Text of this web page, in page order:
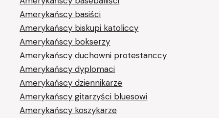
Amerykańscy basiści
Amerykańscy biskupi katoliccy
Amerykańscy bokserzy
Amerykańscy duchowni protestanccy
Amerykańscy dyplomaci
Amerykańscy dziennikarze
Amerykańscy gitarzyści bluesowi
Amerykańscy koszykarze